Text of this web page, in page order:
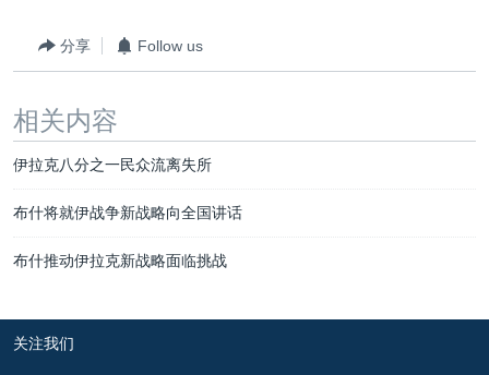
埃博拉疫情
重要讲话与声明
台海两岸关系
南中国海争端
分享 Follow us
相关内容
伊拉克八分之一民众流离失所
布什将就伊战争新战略向全国讲话
布什推动伊拉克新战略面临挑战
关注我们